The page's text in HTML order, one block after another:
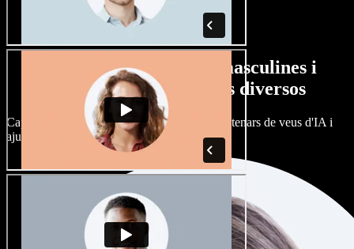
Gran varietat de veus masculines i
femenines amb accents diversos
Cap projecte ha de sonar igual. Tria entre centenars de veus d'IA i
ajusta'n l’accent.